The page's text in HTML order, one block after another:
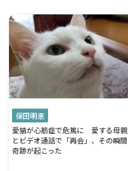
保田明恵
愛猫が心筋症で危篤に 愛する母親
とビデオ通話で「再会」、その瞬間
奇跡が起こった